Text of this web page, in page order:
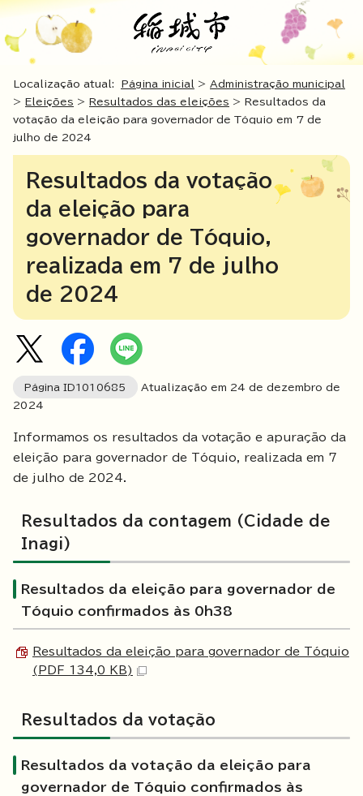
Localização atual: Página inicial > Administração municipal
> Eleições > Resultados das eleições > Resultados da
votação da eleição para governador de Tóquio em 7 de
julho de 2024
Resultados da votação
da eleição para
governador de Tóquio,
realizada em 7 de julho
de 2024
Página ID1010685 Atualização em 24 de dezembro de
2024
Informamos os resultados da votação e apuração da
eleição para governador de Tóquio, realizada em 7
de julho de 2024.
Resultados da contagem (Cidade de
Inagi)
Resultados da eleição para governador de
Tóquio confirmados às 0h38
Resultados da eleição para governador de Tóquio
(PDF 134,0 KB)
Resultados da votação
Resultados da votação da eleição para
governador de Tóquio confirmados às